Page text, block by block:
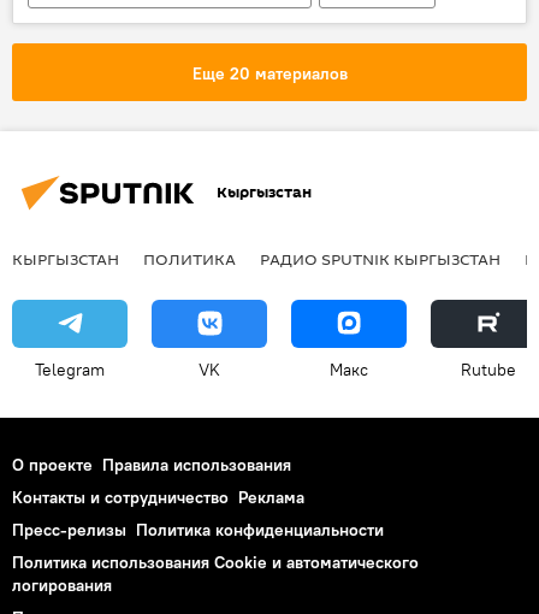
Общество
Кыргызстан
Еще 20 материалов
Кыргызстан
КЫРГЫЗСТАН ПОЛИТИКА РАДИО SPUTNIK КЫРГЫЗСТАН
Telegram VK Макс Rutube
О проекте Правила использования
Контакты и сотрудничество Реклама
Пресс-релизы Политика конфиденциальности
Политика использования Cookie и автоматического
логирования